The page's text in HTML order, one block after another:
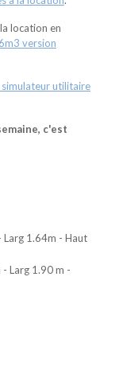
location en
6m3 version
utilitaire
c'est
Larg 1.64m - Haut
Larg 1.90 m -